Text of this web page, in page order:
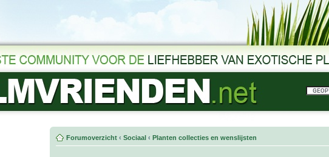
Forumoverzicht ‹ Sociaal ‹ Planten collecties en wenslijsten